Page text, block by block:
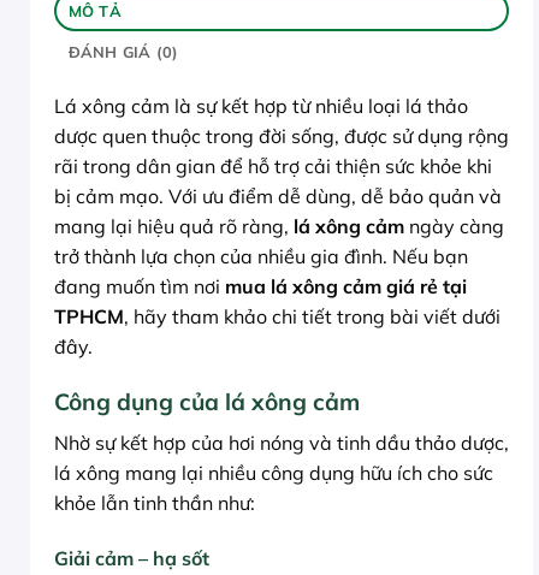
MÔ TẢ
ĐÁNH GIÁ (0)
Lá xông cảm là sự kết hợp từ nhiều loại lá thảo
dược quen thuộc trong đời sống, được sử dụng rộng
rãi trong dân gian để hỗ trợ cải thiện sức khỏe khi
bị cảm mạo. Với ưu điểm dễ dùng, dễ bảo quản và
mang lại hiệu quả rõ ràng, lá xông cảm ngày càng
trở thành lựa chọn của nhiều gia đình. Nếu bạn
đang muốn tìm nơi mua lá xông cảm giá rẻ tại
TPHCM, hãy tham khảo chi tiết trong bài viết dưới
đây.
Công dụng của lá xông cảm
Nhờ sự kết hợp của hơi nóng và tinh dầu thảo dược,
lá xông mang lại nhiều công dụng hữu ích cho sức
khỏe lẫn tinh thần như:
Giải cảm – hạ sốt